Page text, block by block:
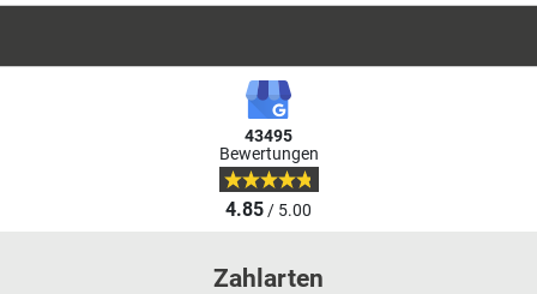
43495
Bewertungen
4.85/ 5.00
Zahlarten